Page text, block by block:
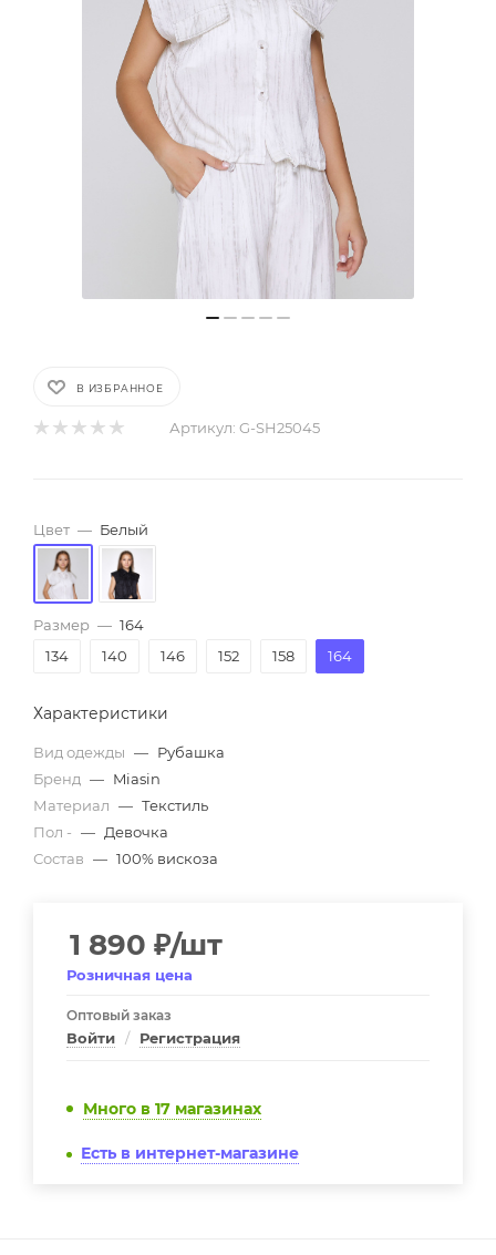
В ИЗБРАННОЕ
Артикул: G-SH25045
Цвет — Белый
Размер — 164
134
140 146 152 158 164
Характеристики
Вид одежды — Рубашка
Бренд — Miasin
Материал — Текстиль
Пол - — Девочка
Состав — 100% вискоза
1 890 ₽/шт
Розничная цена
Оптовый заказ
Войти / Регистрация
Много в 17 магазинах
Есть в интернет-магазине